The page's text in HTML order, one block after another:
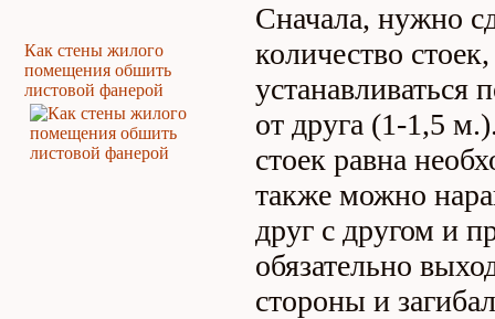
Как стены жилого
помещения обшить
листовой фанерой
Сначала, нужно
количество
устанавливаться
от друга (1-1,5
стоек равна
также можно
друг с другом и
обязательно
стороны и